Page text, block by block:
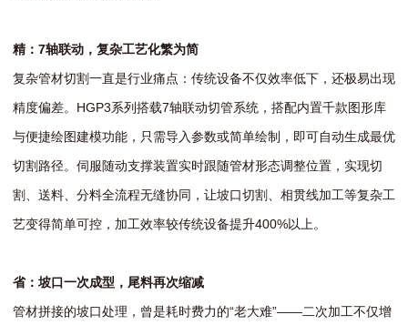
精：7轴联动，复杂工艺化繁为简
复杂管材切割一直是行业痛点：传统设备不仅效率低下，还极易出现
精度偏差。HGP3系列搭载7轴联动切管系统，搭配内置千款图形库
与便捷绘图建模功能，只需导入参数或简单绘制，即可自动生成最优
切割路径。伺服随动支撑装置实时跟随管材形态调整位置，实现切
割、送料、分料全流程无缝协同，让坡口切割、相贯线加工等复杂工
艺变得简单可控，加工效率较传统设备提升400%以上。
省：坡口一次成型，尾料再次缩减
管材拼接的坡口处理，曾是耗时费力的“老大难”——二次加工不仅增